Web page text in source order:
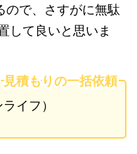
で、さすがに無駄
して良いと思いま
積もりの一括依頼
イフ）